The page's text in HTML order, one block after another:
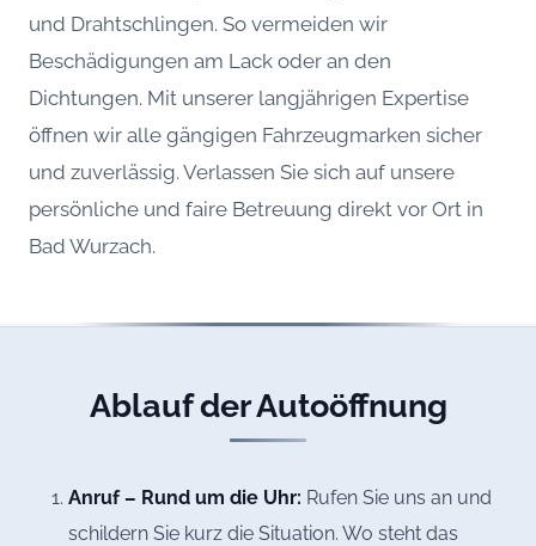
und Drahtschlingen. So vermeiden wir
Beschädigungen am Lack oder an den
Dichtungen. Mit unserer langjährigen Expertise
öffnen wir alle gängigen Fahrzeugmarken sicher
und zuverlässig. Verlassen Sie sich auf unsere
persönliche und faire Betreuung direkt vor Ort in
Bad Wurzach.
Ablauf der Autoöffnung
Anruf – Rund um die Uhr: Rufen Sie uns an und
schildern Sie kurz die Situation. Wo steht das